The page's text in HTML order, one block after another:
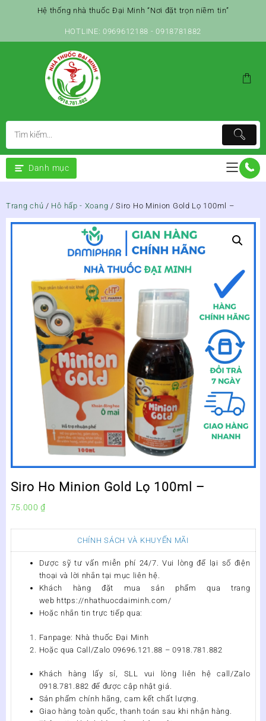
Hệ thống nhà thuốc Đại Minh “Nơi đặt trọn niềm tin”
HOTLINE: 0969612188 - 0918781882
Danh mục
Trang chủ / Hô hấp - Xoang / Siro Ho Minion Gold Lọ 100ml –
Siro Ho Minion Gold Lọ 100ml –
75.000₫
CHÍNH SÁCH VÀ KHUYẾN MÃI
Dược sỹ tư vấn miễn phí 24/7. Vui lòng để lại số điện
thoại và lời nhắn tại mục liên hệ.
Khách hàng đặt mua sản phẩm qua trang
web https://nhathuocdaiminh.com/
Hoặc nhắn tin trực tiếp qua:
Fanpage: Nhà thuốc Đại Minh
Hoặc qua Call/Zalo 09696.121.88 – 0918.781.882
Khách hàng lấy sỉ, SLL vui lòng liên hệ call/Zalo
0918.781.882 để được cập nhật giá.
Sản phẩm chính hãng, cam kết chất lượng.
Giao hàng toàn quốc, thanh toán sau khi nhận hàng.